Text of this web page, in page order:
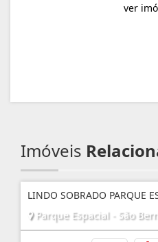
ver
Imóveis
LINDO SOBRADO PARQUE
Parque Espacial - São